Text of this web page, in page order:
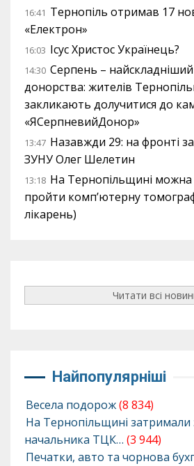
16:41 Тернопіль отримав 17
«Електрон»
16:03 Ісус Христос Українець?
14:30 Серпень –
донорства: жителів
закликають долучитися до
«ЯСерпневийДонор»
13:47 Назавжди 29: на фронті
ЗУНУ Олег Шелетин
13:18 На Тернопільщині
пройти комп’ютерну
лікарень)
Читати всі
Найпопулярніші
Весела подорож(8 834)
На Тернопільщині затримали
начальника ТЦК… (3 944)
Печатки, авто та чорнова